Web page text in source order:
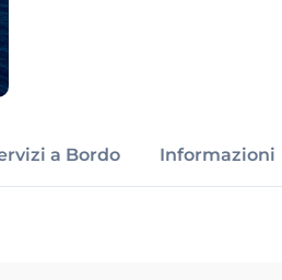
a Bordo Informazioni